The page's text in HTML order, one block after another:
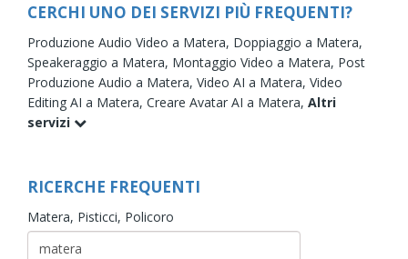
CERCHI UNO DEI SERVIZI PIÙ FREQUENTI?
Produzione Audio Video a Matera, Doppiaggio a Matera,
Speakeraggio a Matera, Montaggio Video a Matera, Post
Produzione Audio a Matera, Video AI a Matera, Video
Editing AI a Matera, Creare Avatar AI a Matera, Altri
servizi
RICERCHE FREQUENTI
Matera, Pisticci, Policoro